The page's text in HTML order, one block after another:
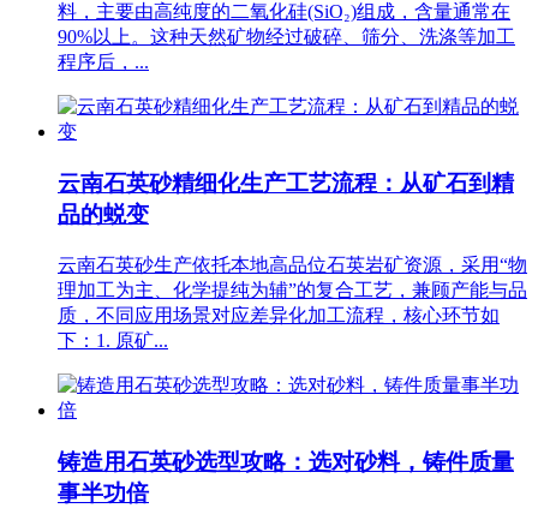
料，主要由高纯度的二氧化硅(SiO₂)组成，含量通常在
90%以上。这种天然矿物经过破碎、筛分、洗涤等加工
程序后，...
云南石英砂精细化生产工艺流程：从矿石到精
品的蜕变
云南石英砂生产依托本地高品位石英岩矿资源，采用“物
理加工为主、化学提纯为辅”的复合工艺，兼顾产能与品
质，不同应用场景对应差异化加工流程，核心环节如
下：1. 原矿...
铸造用石英砂选型攻略：选对砂料，铸件质量
事半功倍